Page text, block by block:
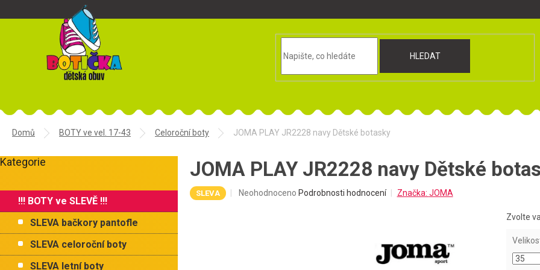
HLEDAT
Domů BOTY ve vel. 17-43 Celoroční boty JOMA PLAY JR2228 navy Dětské botasky
o
t
n
í
Přeskočit
Kategorie
!!! BOTY ve SLEVĚ !!!
SLEVA bačkory pantofle
SLEVA celoroční boty
SLEVA letní boty
JOMA PLAY JR2228 navy Dětské
SLEVA
Průměrné
Neohodnoceno Podrobnosti hodnocení Značka: JOMA
Zvolte